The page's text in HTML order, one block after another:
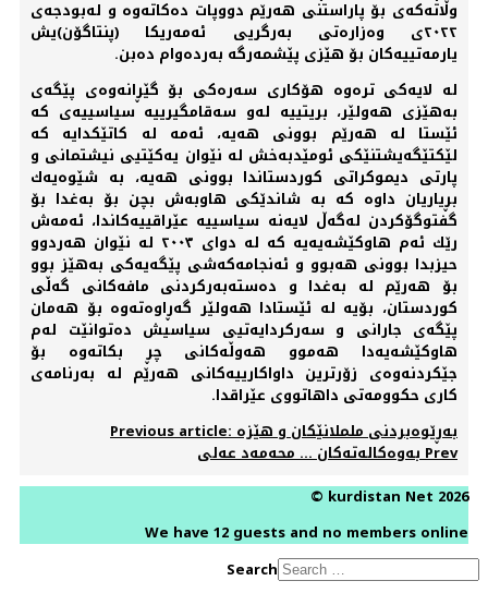
وڵاتەكەی بۆ پاراستنی هەرێم دووپات دەكاتەوە و لەبودجەی
٢٠٢٢ی وەزارەتی بەرگریی ئەمەریكا (پنتاگۆن)یش
یارمەتییەكان بۆ هێزی پێشمەرگە بەردەوام دەبن.
لە لایەكی ترەوە هۆكاری سەرەكی بۆ گێڕانەوەی پێگەی
بەهێزی هەولێر، بریتییە لەو سەقامگیرییە سیاسییەی كە
ئێستا لە هەرێم بوونی هەیە، ئەمە لە كاتێكدایە كە
لێكتێگەیشتنێكی ئومێدبەخش لە نێوان یەكێتیی نیشتمانی و
پارتی دیموكراتی كوردستاندا بوونی هەیە، بە شێوەیەك
بڕیاریان داوە كە بە شاندێكی هاوبەش بچن بۆ بەغدا بۆ
گفتوگۆكردن لەگەڵ لایەنە سیاسییە عێراقییەكاندا، ئەمەش
رێك ئەم هاوكێشەیەیە كە لە دوای ٢٠٠٣ لە نێوان هەردوو
حیزبدا بوونی هەبوو و ئەنجامەكەشی پێگەیەكی بەهێز بوو
بۆ هەرێم لە بەغدا و دەستەبەركردنی مافەكانی گەڵی
كوردستان، بۆیە لە ئێستادا هەولێر گەڕاوەتەوە بۆ هەمان
پێگەی جارانی و سەركردایەتیی سیاسیش دەتوانێت لەم
هاوكێشەیەدا هەموو هەوڵەكانی چڕ بكاتەوە بۆ
جێكردنەوەی زۆرترین داواكارییەكانی هەرێم لە بەرنامەی
كاری حكوومەتی داهاتووی عێراقدا.
Previous article: بەڕێوەبردنی ململانێكان و هێزە
بەوەكالەتەكان ... محەمەد عەلیPrev
© kurdistan Net 2026
We have 12 guests and no members online
Search